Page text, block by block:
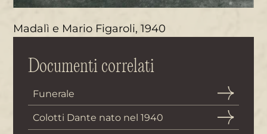
Madalì e Mario Figaroli, 1940
Documenti correlati
Funerale
Colotti Dante nato nel 1940